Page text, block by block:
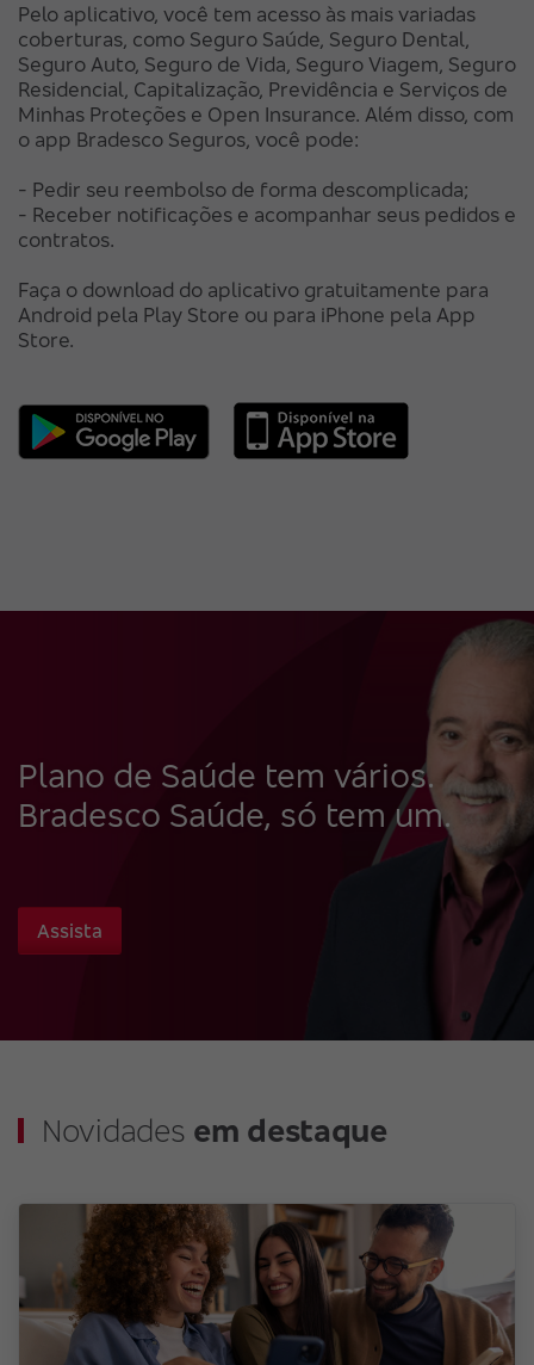
Pelo aplicativo, você tem acesso às mais variadas
coberturas, como Seguro Saúde, Seguro Dental,
Seguro Auto, Seguro de Vida, Seguro Viagem, Seguro
Residencial, Capitalização, Previdência e Serviços de
Minhas Proteções e Open Insurance. Além disso, com
o app Bradesco Seguros, você pode:
- Pedir seu reembolso de forma descomplicada;
- Receber notificações e acompanhar seus pedidos e
contratos.
Faça o download do aplicativo gratuitamente para
Android pela Play Store ou para iPhone pela App
Store.
Plano de Saúde tem vários.
Bradesco Saúde, só tem um.
Assista
Novidades em destaque